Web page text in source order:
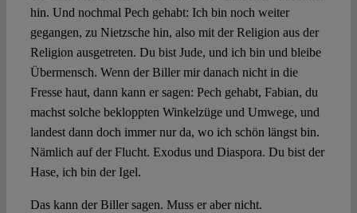
hin. Und nochmal Pech gehabt: Ich bin noch weiter
gegangen, zu Nietzsche hin, also mit der Religion aus der
Religion ausgetreten. Du bist Jude, und ich bin und bleibe
Übermensch. Wenn der Biller mir danach nicht in die
Fresse haut, dann kann er sagen: Pech gehabt, Fabian, du
machst solche bekloppten Winkelzüge und Umwege, und
landest dann doch immer nur da, wo ich schön längst bin.
Nämlich auf der Flucht. Exodus und Diaspora. Du bist der
Hase, ich bin der Igel.
Das kann der Biller sagen. Muss er aber nicht.